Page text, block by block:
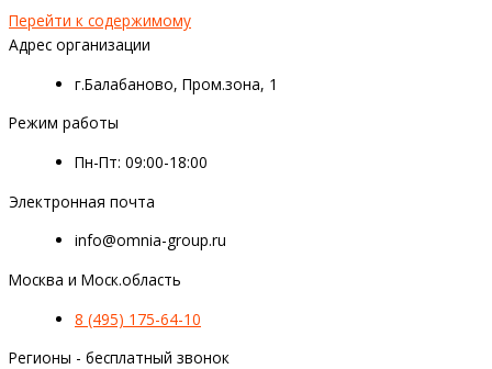
Перейти к содержимому
Адрес организации
г.Балабаново, Пром.зона, 1
Режим работы
Пн-Пт: 09:00-18:00
Электронная почта
info@omnia-group.ru
Москва и Моск.область
8 (495) 175-64-10
Регионы - бесплатный звонок